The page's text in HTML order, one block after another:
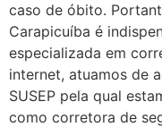
caso de óbito.
Carapicuíba é
especializada em
internet, atuamos de
SUSEP pela qual
como corretora de